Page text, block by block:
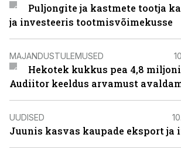
Puljongite ja kastmete tootja
ja investeeris tootmisvõimekusse
MAJANDUSTULEMUSED
Hekotek kukkus pea 4,8
Audiitor keeldus arvamust
UUDISED
Juunis kasvas kaupade eksport ja